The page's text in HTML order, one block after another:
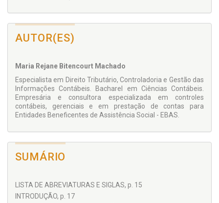
AUTOR(ES)
Maria Rejane Bitencourt Machado
Especialista em Direito Tributário, Controladoria e Gestão das
Informações Contábeis. Bacharel em Ciências Contábeis.
Empresária e consultora especializada em controles
contábeis, gerenciais e em prestação de contas para
Entidades Beneficentes de Assistência Social - EBAS.
SUMÁRIO
LISTA DE ABREVIATURAS E SIGLAS, p. 15
INTRODUÇÃO, p. 17